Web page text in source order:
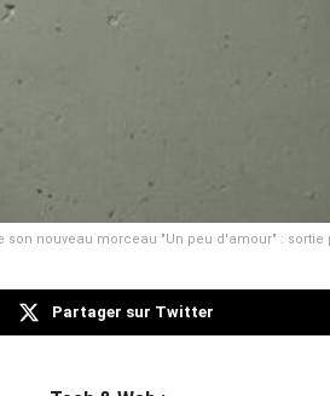
son nouveau morceau "Un peu d'amour" : sortie
Partager sur Twitter